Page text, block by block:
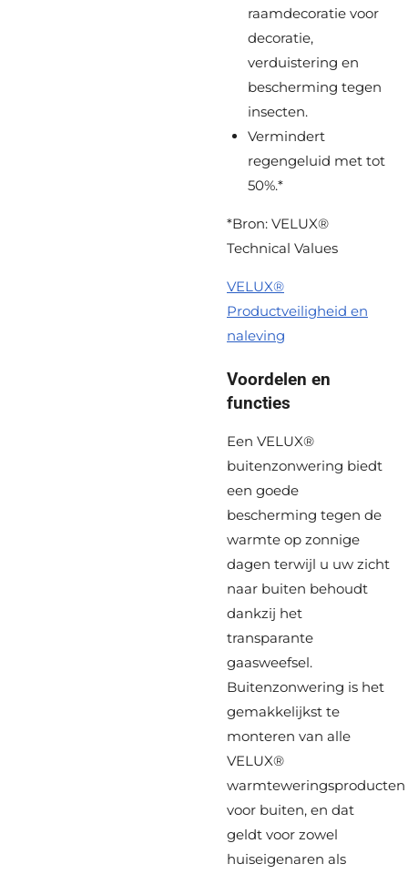
raamdecoratie voor
decoratie,
verduistering en
bescherming tegen
insecten.
Vermindert
regengeluid met tot
50%.*
*Bron: VELUX®
Technical Values
VELUX®
Productveiligheid en
naleving
Voordelen en
functies
Een VELUX®
buitenzonwering biedt
een goede
bescherming tegen de
warmte op zonnige
dagen terwijl u uw zicht
naar buiten behoudt
dankzij het
transparante
gaasweefsel.
Buitenzonwering is het
gemakkelijkst te
monteren van alle
VELUX®
warmteweringsproducten
voor buiten, en dat
geldt voor zowel
huiseigenaren als